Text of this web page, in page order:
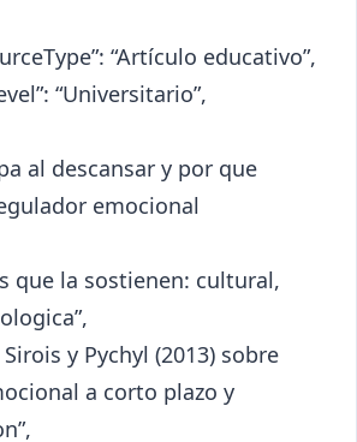
“Artículo educativo”,
“Universitario”,
al descansar y por que
emocional
que la sostienen: cultural,
y Pychyl (2013) sobre
a corto plazo y